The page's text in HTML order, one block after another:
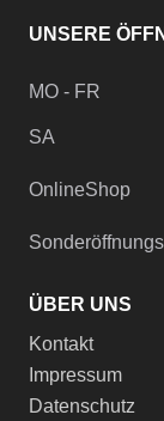
UNSERE
MO - FR
SA
OnlineShop
ÜBER UNS
Kontakt
Impressum
Datenschutz